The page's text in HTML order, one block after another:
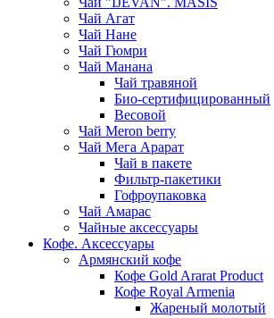
Чай Агат
Чай Нане
Чай Гюмри
Чай Манана
Чай травяной
Био-сертифицированный
Весовой
Чай Meron berry
Чай Мега Арарат
Чай в пакете
Фильтр-пакетики
Гофроупаковка
Чай Амарас
Чайные аксессуары
Кофе. Аксессуары
Армянский кофе
Кофе Gold Ararat Product
Кофе Royal Armenia
Жареный молотый